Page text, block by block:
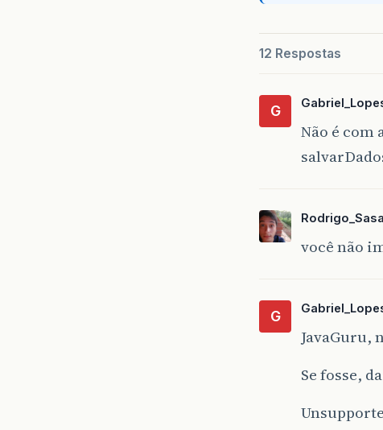
12 Respostas
G
Não é com
você não
G
JavaGuru,
Se fosse,